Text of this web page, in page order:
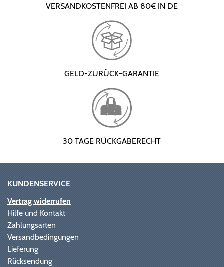
VERSANDKOSTENFREI AB 80€ IN DE
GELD-ZURÜCK-GARANTIE
30 TAGE RÜCKGABERECHT
KUNDENSERVICE
Vertrag widerrufen
Hilfe und Kontakt
Zahlungsarten
Versandbedingungen
Lieferung
Rücksendung